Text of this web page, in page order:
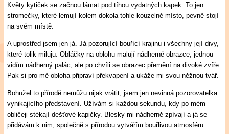
Květy kytiček se začnou lámat pod tíhou vydatných kapek. To jen
stromečky, které lemují kolem dokola tohle kouzelné místo, pevně stojí
na svém místě.
A uprostřed jsem jen já. Já pozorující bouřící krajinu i všechny její divy,
které tolik miluju. Obláčky na oblohu malují nádherné obrazce, jednou
vidím nádherný palác, ale po chvíli se obrazec přemění na divoké zvíře.
Pak si pro mě obloha připraví překvapení a ukáže mi svou něžnou tvář.
Bohužel to přírodě nemůžu nijak vrátit, jsem jen nevinná pozorovatelka
vynikajícího představení. Užívám si každou sekundu, kdy po mém
obličeji stékají dešťové kapičky. Blesky mi nádherně zpívají a já se
přidávám k nim, společně s přírodou vytvářím bouřlivou atmosféru.